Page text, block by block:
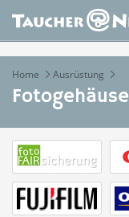
Home Ausrüstung
Fotogehäuse